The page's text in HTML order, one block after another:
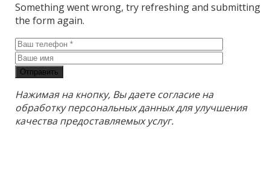
Something went wrong, try refreshing and submitting
the form again.
Отправить
Нажимая на кнопку, Вы даете согласие на
обработку персональных данных для улучшения
качества предоставляемых услуг.